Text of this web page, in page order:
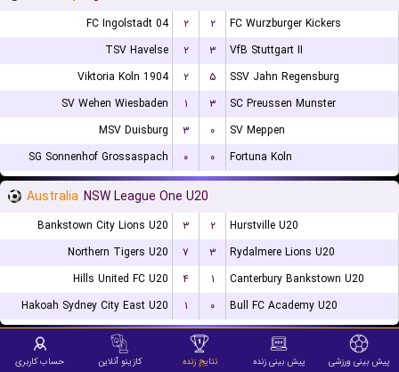
FC Ingolstadt 04 ۲ ۲
FC Wurzburger Kickers
TSV Havelse
۲ ۳
VfB Stuttgart II
Viktoria Koln 1904
۲ ۵
SSV Jahn Regensburg
SV Wehen Wiesbaden
۱ ۳
SC Preussen Munster
MSV Duisburg
۳ ۰
SV Meppen
SG Sonnenhof Grossaspach
۰ ۰ Fortuna Koln
Australia NSW League One U20
Bankstown City Lions U20 ۳ ۲
Hurstville U20
Northern Tigers U20
۷ ۳
Rydalmere Lions U20
Hills United FC U20
۴ ۱
Canterbury Bankstown U20
Hakoah Sydney City East U20
۱ ۰ Bull FC Academy U20
Romania Liga 2
پیش بینی ورزشی پیش بینی زنده نتایج زنده کازینو آنلاین حساب کاربری